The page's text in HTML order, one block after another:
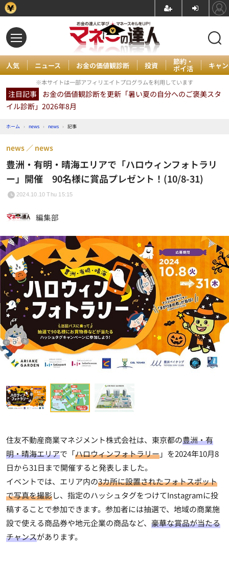
人気 ニュース お金の価値観診断 投資 節約・
ポイ活 キャ
※本サイトは一部アフィリエイトプログラムを利用しています
注目記事 お金の価値観診断を更新「暑い夏の自分へのご褒美スタ
イル診断」2026年8月
ホーム › news › news › 記事
豊洲・有明・晴海エリアで「ハロウィンフォトラリ
ー」開催 90名様に賞品プレゼント！(10/8-31)
news news
2024.10.10 Thu 15:15
編集部
住友不動産商業マネジメント株式会社は、東京都の豊洲・有
明・晴海エリアで「ハロウィンフォトラリー」を2024年10月8
日から31日まで開催すると発表しました。
イベントでは、エリア内の3カ所に設置されたフォトスポット
で写真を撮影し、指定のハッシュタグをつけてInstagramに投
稿することで参加できます。参加者には抽選で、地域の商業施
設で使える商品券や地元企業の商品など、 豪華な賞品が当たる
チャンスがあります。